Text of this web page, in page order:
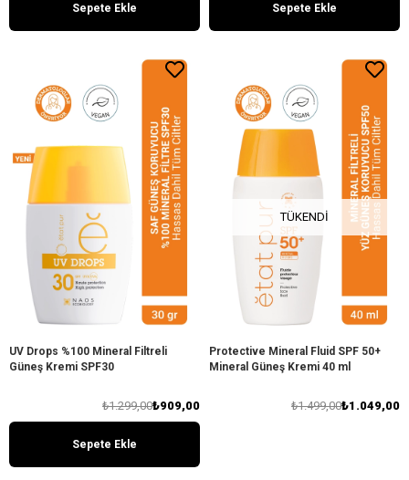
Sepete Ekle Sepete Ekle
UV Drops %100 Mineral Filtreli
Güneş Kremi SPF30
₺909,00
₺1.299,00
Sepete Ekle
TÜKENDI
Protective Mineral Fluid SPF 50+
Mineral Güneş Kremi 40 ml
₺1.049,00
₺1.499,00